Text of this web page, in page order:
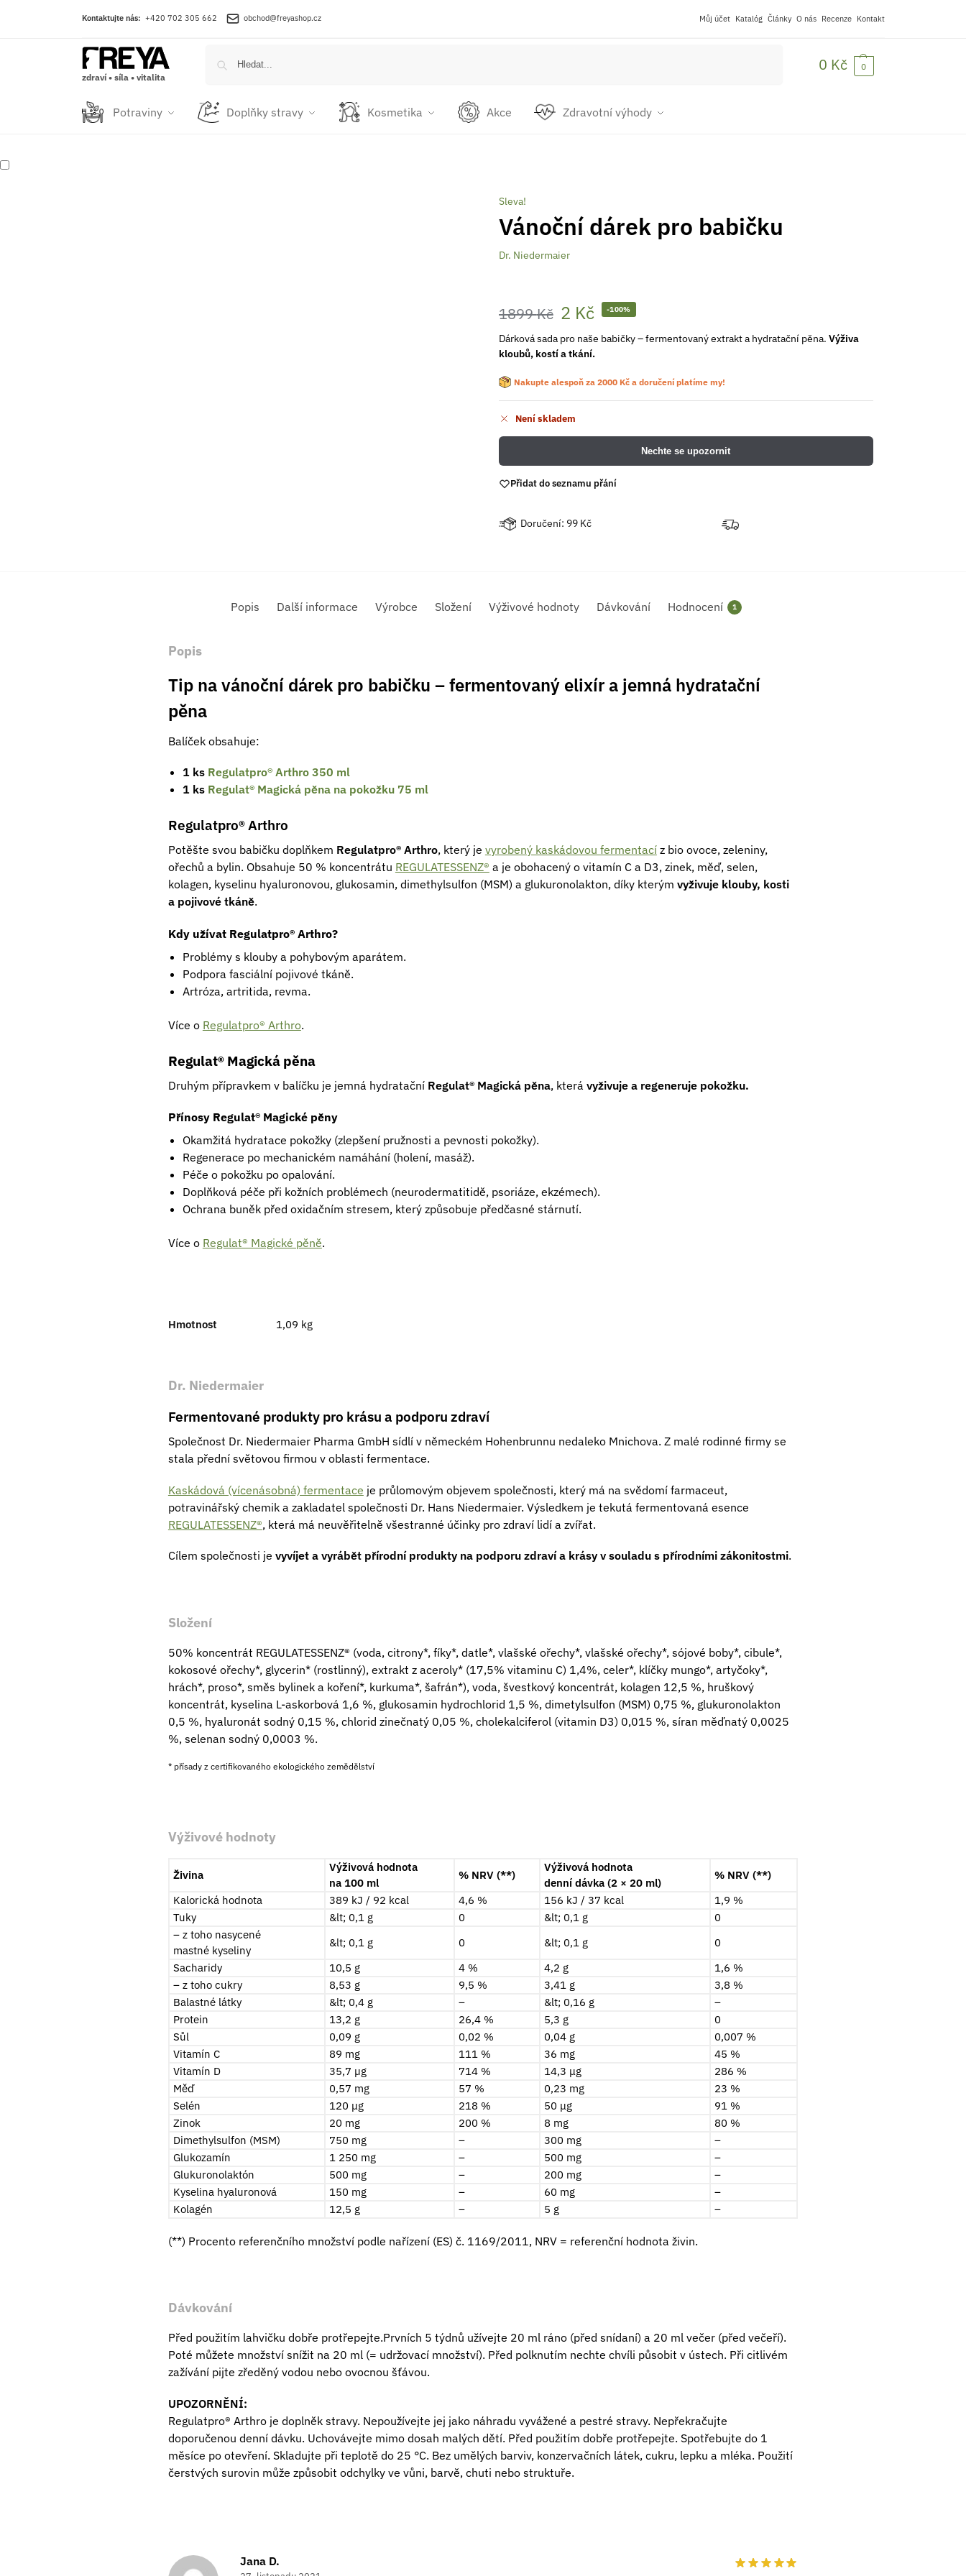
Kontaktujte nás: +420 702 305 662 obchod@freyashop.cz Můj účet Katalóg Články O nás Recenze Kontakt
zdraví • síla • vitalita
0 Kč 0
Potraviny Doplňky stravy Kosmetika Akce Zdravotní výhody
Sleva!
Vánoční dárek pro babičku
Dr. Niedermaier
1899Kč 2 Kč -100%
Dárková sada pro naše babičky – fermentovaný extrakt a hydratační pěna. Výživa
kloubů, kostí a tkání.
Nakupte alespoň za 2000 Kča doručení platíme my!
Není skladem
Nechte se upozornit
Přidat do seznamu přání
Doručení: 99 Kč
Popis Další informace Výrobce Složení Výživové hodnoty Dávkování Hodnocení 1
Popis
Tip na vánoční dárek pro babičku – fermentovaný elixír a jemná hydratační
pěna
Balíček obsahuje:
1 ks Regulatpro® Arthro 350 ml
1 ks Regulat® Magická pěna na pokožku 75 ml
Regulatpro® Arthro
Potěšte svou babičku doplňkem Regulatpro® Arthro, který je vyrobený kaskádovou fermentacíz bio ovoce, zeleniny,
ořechů a bylin. Obsahuje 50 % koncentrátu REGULATESSENZ® a je obohacený o vitamín C a D3, zinek, měď, selen,
kolagen, kyselinu hyaluronovou, glukosamin, dimethylsulfon (MSM) a glukuronolakton, díky kterým vyživuje klouby, kosti
a pojivové tkáně.
Kdy užívat Regulatpro® Arthro?
Problémy s klouby a pohybovým aparátem.
Podpora fasciální pojivové tkáně.
Artróza, artritida, revma.
Více o Regulatpro® Arthro.
Regulat® Magická pěna
Druhým přípravkem v balíčku je jemná hydratační Regulat® Magická pěna, která vyživuje a regeneruje pokožku.
Přínosy Regulat® Magické pěny
Okamžitá hydratace pokožky (zlepšení pružnosti a pevnosti pokožky).
Regenerace po mechanickém namáhání (holení, masáž).
Péče o pokožku po opalování.
Doplňková péče při kožních problémech (neurodermatitidě, psoriáze, ekzémech).
Ochrana buněk před oxidačním stresem, který způsobuje předčasné stárnutí.
Více o Regulat® Magické pěně.
Hmotnost 1,09 kg
Dr. Niedermaier
Fermentované produkty pro krásu a podporu zdraví
Společnost Dr. Niedermaier Pharma GmbH sídlí v německém Hohenbrunnu nedaleko Mnichova. Z malé rodinné firmy se
stala přední světovou firmou v oblasti fermentace.
Kaskádová (vícenásobná) fermentace je průlomovým objevem společnosti, který má na svědomí farmaceut,
potravinářský chemik a zakladatel společnosti Dr. Hans Niedermaier. Výsledkem je tekutá fermentovaná esence
REGULATESSENZ®, která má neuvěřitelně všestranné účinky pro zdraví lidí a zvířat.
Cílem společnosti je vyvíjet a vyrábět přírodní produkty na podporu zdraví a krásy v souladu s přírodními zákonitostmi.
Složení
50% koncentrát REGULATESSENZ® (voda, citrony*, fíky*, datle*, vlašské ořechy*, vlašské ořechy*, sójové boby*, cibule*,
kokosové ořechy*, glycerin* (rostlinný), extrakt z aceroly* (17,5% vitaminu C) 1,4%, celer*, klíčky mungo*, artyčoky*,
hrách*, proso*, směs bylinek a koření*, kurkuma*, šafrán*), voda, švestkový koncentrát, kolagen 12,5 %, hruškový
koncentrát, kyselina L-askorbová 1,6 %, glukosamin hydrochlorid 1,5 %, dimetylsulfon (MSM) 0,75 %, glukuronolakton
0,5 %, hyaluronát sodný 0,15 %, chlorid zinečnatý 0,05 %, cholekalciferol (vitamin D3) 0,015 %, síran měďnatý 0,0025
%, selenan sodný 0,0003 %.
* přísady z certifikovaného ekologického zemědělství
Výživové hodnoty
Živina
Výživová hodnota
na 100 ml
% NRV (**)
Výživová hodnota
denní dávka (2 × 20 ml)
% NRV (**)
Kalorická hodnota
389 kJ / 92 kcal 4,6 % 156 kJ / 37 kcal
1,9 %
Tuky
&lt; 0,1 g 0 &lt; 0,1 g
0
– z toho nasycené
mastné kyseliny
&lt; 0,1 g 0 &lt; 0,1 g
0
Sacharidy
10,5 g 4 % 4,2 g
1,6 %
– z toho cukry
8,53 g 9,5 % 3,41 g
3,8 %
Balastné látky
&lt; 0,4 g – &lt; 0,16 g
–
Protein
13,2 g 26,4 % 5,3 g
0
Sůl
0,09 g 0,02 % 0,04 g
0,007 %
Vitamín C
89 mg 111 % 36 mg
45 %
Vitamín D
35,7 µg 714 % 14,3 μg
286 %
Měď
0,57 mg 57 % 0,23 mg
23 %
Selén
120 μg 218 % 50 μg
91 %
Zinok
20 mg 200 % 8 mg
80 %
Dimethylsulfon (MSM)
750 mg – 300 mg
–
Glukozamín
1 250 mg – 500 mg
–
Glukuronolaktón
500 mg – 200 mg
–
Kyselina hyaluronová
150 mg – 60 mg
–
Kolagén
12,5 g – 5 g –
(**) Procento referenčního množství podle nařízení (ES) č. 1169/2011, NRV = referenční hodnota živin.
Dávkování
Před použitím lahvičku dobře protřepejte.Prvních 5 týdnů užívejte 20 ml ráno (před snídaní) a 20 ml večer (před večeří).
Poté můžete množství snížit na 20 ml (= udržovací množství). Před polknutím nechte chvíli působit v ústech. Při citlivém
zažívání pijte zředěný vodou nebo ovocnou šťávou.
UPOZORNĚNÍ:
Regulatpro® Arthro je doplněk stravy. Nepoužívejte jej jako náhradu vyvážené a pestré stravy. Nepřekračujte
doporučenou denní dávku. Uchovávejte mimo dosah malých dětí. Před použitím dobře protřepejte. Spotřebujte do 1
měsíce po otevření. Skladujte při teplotě do 25 °C. Bez umělých barviv, konzervačních látek, cukru, lepku a mléka. Použití
čerstvých surovin může způsobit odchylky ve vůni, barvě, chuti nebo struktuře.
Jana D.